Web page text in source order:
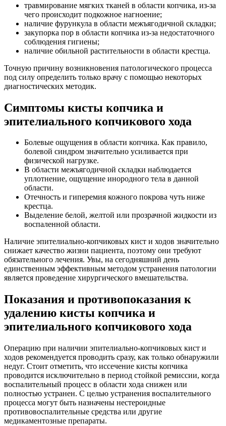
травмирование мягких тканей в области копчика, из-за
чего происходит подкожное нагноение;
наличие фурункула в области межъягодичной складки;
закупорка пор в области копчика из-за недостаточного
соблюдения гигиены;
наличие обильной растительности в области крестца.
Точную причину возникновения патологического процесса
под силу определить только врачу с помощью некоторых
диагностических методик.
Симптомы кисты копчика и
эпителиального копчикового хода
Болевые ощущения в области копчика. Как правило,
болевой синдром значительно усиливается при
физической нагрузке.
В области межъягодичной складки наблюдается
уплотнение, ощущение инородного тела в данной
области.
Отечность и гиперемия кожного покрова чуть ниже
крестца.
Выделение белой, желтой или прозрачной жидкости из
воспаленной области.
Наличие эпителиально-копчиковых кист и ходов значительно
снижает качество жизни пациента, поэтому они требуют
обязательного лечения. Увы, на сегодняшний день
единственным эффективным методом устранения патологии
является проведение хирургического вмешательства.
Показания и противопоказания к
удалению кисты копчика и
эпителиального копчикового хода
Операцию при наличии эпителиально-копчиковых кист и
ходов рекомендуется проводить сразу, как только обнаружили
недуг. Стоит отметить, что иссечение кисты копчика
проводится исключительно в период стойкой ремиссии, когда
воспалительный процесс в области хода снижен или
полностью устранен. С целью устранения воспалительного
процесса могут быть назначены нестероидные
противовоспалительные средства или другие
медикаментозные препараты.